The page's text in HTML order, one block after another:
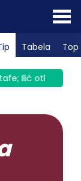
Tabela Top
otkrio zašto